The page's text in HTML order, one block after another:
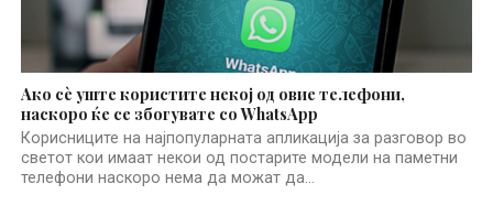
Ако сè уште користите некој од овие телефони,
наскоро ќе се збогувате со WhatsApp
Корисниците на најпопуларната апликација за разговор во
светот кои имаат некои од постарите модели на паметни
телефони наскоро нема да можат да...